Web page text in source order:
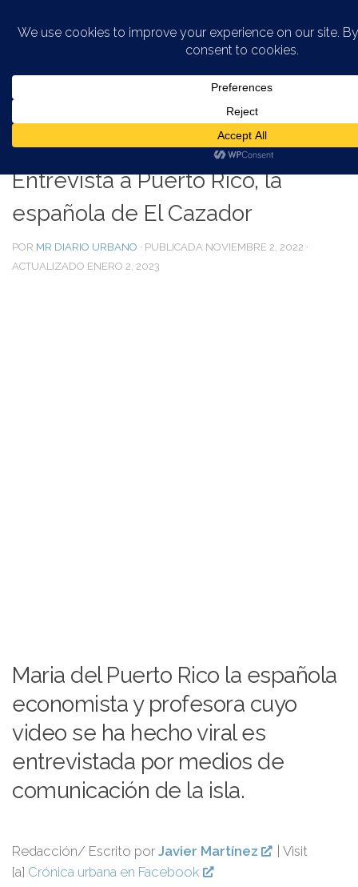
Entrevista a Puerto Rico, la
española de El Cazador
POR MR DIARIO URBANO · PUBLICADA NOVIEMBRE 2, 2022 ·
ACTUALIZADO ENERO 2, 2023
Maria del Puerto Rico la española
economista y profesora cuyo
video se ha hecho viral es
entrevistada por medios de
comunicación de la isla.
Redacción/ Escrito por Javier Martínez
| Visit
[a] Crónica urbana en Facebook